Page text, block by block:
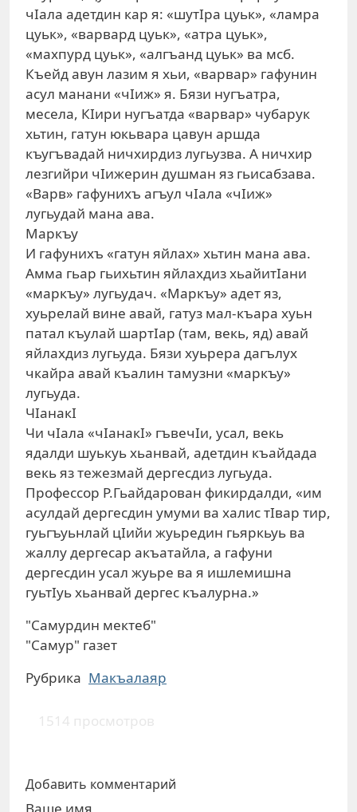
чIала адетдин кар я: «шутIра цуьк», «ламра
цуьк», «варвард цуьк», «атра цуьк»,
«махпурд цуьк», «алгъанд цуьк» ва мсб.
Къейд авун лазим я хьи, «варвар» гафунин
асул манани «чIиж» я. Бязи нугъатра,
месела, КIири нугъатда «варвар» чубарук
хьтин, гатун юкьвара цавун аршда
къугъвадай ничхирдиз лугьузва. А ничхир
лезгийри чIижерин душман яз гьисабзава.
«Варв» гафунихъ агъул чIала «чIиж»
лугьудай мана ава.
Маркъу
И гафунихъ «гатун яйлах» хьтин мана ава.
Амма гьар гьихьтин яйлахдиз хьайитIани
«маркъу» лугьудач. «Маркъу» адет яз,
хуьрелай вине авай, гатуз мал-къара хуьн
патал къулай шартIар (там, векь, яд) авай
яйлахдиз лугьуда. Бязи хуьрера дагълух
чкайра авай къалин тамузни «маркъу»
лугьуда.
ЧIанакI
Чи чIала «чIанакI» гъвечIи, усал, векь
ядалди шуькуь хьанвай, адетдин къайдада
векь яз тежезмай дергесдиз лугьуда.
Профессор Р.Гьайдарован фикирдалди, «им
асулдай дергесдин умуми ва халис тIвар тир,
гуьгъуьнлай цIийи жуьредин гьяркьуь ва
жаллу дергесар акъатайла, а гафуни
дергесдин усал жуьре ва я ишлемишна
гуьтIуь хьанвай дергес къалурна.»
"Самурдин мектеб"
"Самур" газет
Рубрика Макъалаяр
1514 просмотров
Добавить комментарий
Ваше имя